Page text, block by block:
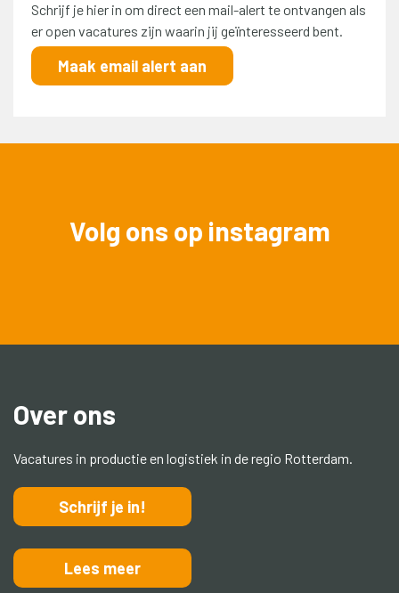
Schrijf je hier in om direct een mail-alert te ontvangen als
er open vacatures zijn waarin jij geïnteresseerd bent.
Maak email alert aan
Volg ons op instagram
Over ons
Vacatures in productie en logistiek in de regio Rotterdam.
Schrijf je in!
Lees meer